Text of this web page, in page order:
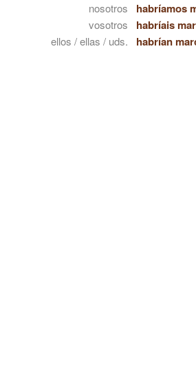
nosotros habríamos
vosotros habríais
ellos / ellas / uds. habrían